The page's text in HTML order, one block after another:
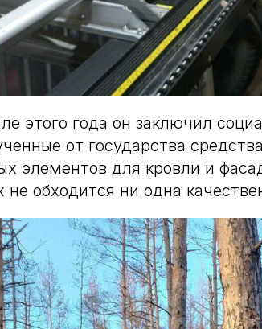
этого года он заключил
от государства
элементов для кровли и
не обходится ни одна